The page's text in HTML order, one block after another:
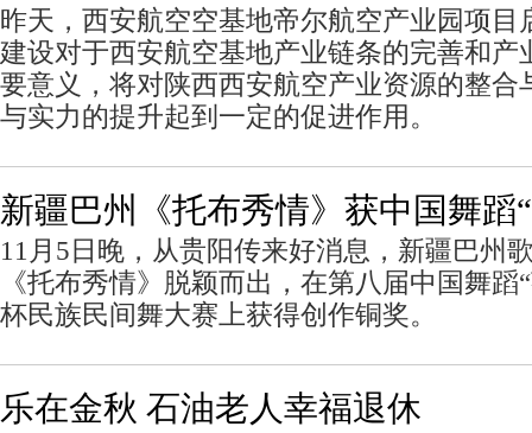
昨天，西安航空空基地帝尔航空产业园项目
建设对于西安航空基地产业链条的完善和产
要意义，将对陕西西安航空产业资源的整合
与实力的提升起到一定的促进作用。
新疆巴州《托布秀情》获中国舞蹈
11月5日晚，从贵阳传来好消息，新疆巴州
《托布秀情》脱颖而出，在第八届中国舞蹈
杯民族民间舞大赛上获得创作铜奖。
乐在金秋 石油老人幸福退休